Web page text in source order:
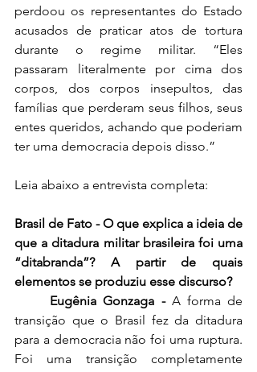
perdoou os representantes do Estado
acusados de praticar atos de tortura
durante o regime militar. “Eles
passaram literalmente por cima dos
corpos, dos corpos insepultos, das
famílias que perderam seus filhos, seus
entes queridos, achando que poderiam
ter uma democracia depois disso.”
Leia abaixo a entrevista completa:
Brasil de Fato - O que explica a ideia de
que a ditadura militar brasileira foi uma
“ditabranda”? A partir de quais
elementos se produziu esse discurso?
Eugênia Gonzaga - A forma de
transição que o Brasil fez da ditadura
para a democracia não foi uma ruptura.
Foi uma transição completamente